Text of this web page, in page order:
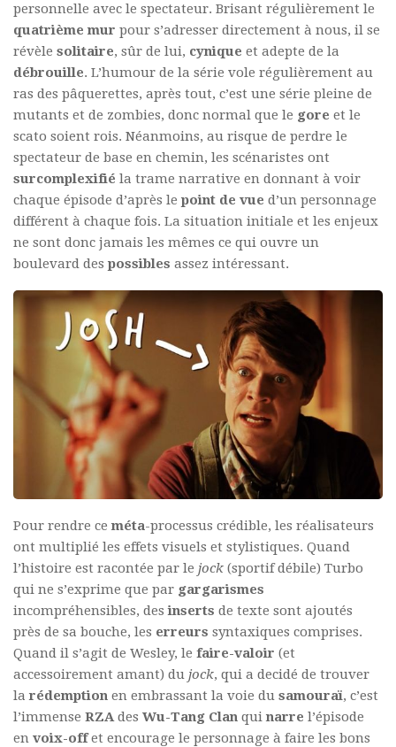
personnelle avec le spectateur. Brisant régulièrement le
quatrième mur pour s’adresser directement à nous, il se
révèle solitaire, sûr de lui, cynique et adepte de la
débrouille. L’humour de la série vole régulièrement au
ras des pâquerettes, après tout, c’est une série pleine de
mutants et de zombies, donc normal que le gore et le
scato soient rois. Néanmoins, au risque de perdre le
spectateur de base en chemin, les scénaristes ont
surcomplexifié la trame narrative en donnant à voir
chaque épisode d’après le point de vue d’un personnage
différent à chaque fois. La situation initiale et les enjeux
ne sont donc jamais les mêmes ce qui ouvre un
boulevard des possibles assez intéressant.
Pour rendre ce méta-processus crédible, les réalisateurs
ont multiplié les effets visuels et stylistiques. Quand
l’histoire est racontée par le jock (sportif débile) Turbo
qui ne s’exprime que par gargarismes
incompréhensibles, desinserts de texte sont ajoutés
près de sa bouche, les erreurs syntaxiques comprises.
Quand il s’agit de Wesley, le faire-valoir (et
accessoirement amant) du jock, qui a decidé de trouver
la rédemption en embrassant la voie du samouraï, c’est
l’immense RZA des Wu-Tang Clan qui narre l’épisode
en voix-offet encourage le personnage à faire les bons